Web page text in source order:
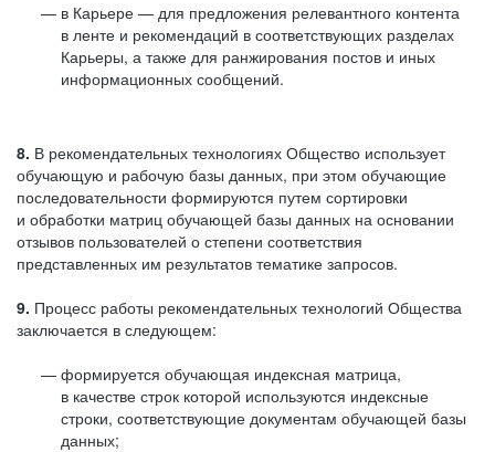
в Карьере — для предложения релевантного контента
в ленте и рекомендаций в соответствующих разделах
Карьеры, а также для ранжирования постов и иных
информационных сообщений.
8. В рекомендательных технологиях Общество использует
обучающую и рабочую базы данных, при этом обучающие
последовательности формируются путем сортировки
и обработки матриц обучающей базы данных на основании
отзывов пользователей о степени соответствия
представленных им результатов тематике запросов.
9. Процесс работы рекомендательных технологий Общества
заключается в следующем:
формируется обучающая индексная матрица,
в качестве строк которой используются индексные
строки, соответствующие документам обучающей базы
данных;